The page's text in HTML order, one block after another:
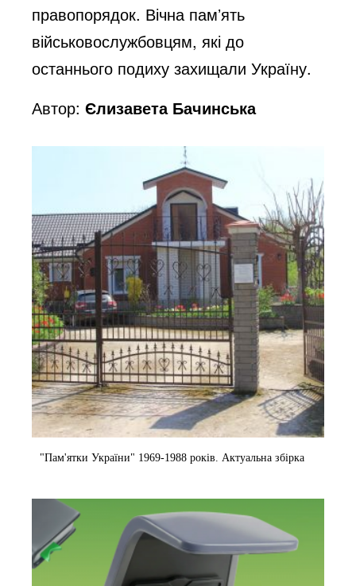
правопорядок. Вічна памʼять
військовослужбовцям, які до
останнього подиху захищали Україну.
Автор:Єлизавета Бачинська
"Пам'ятки України" 1969-1988 років. Актуальна збірка